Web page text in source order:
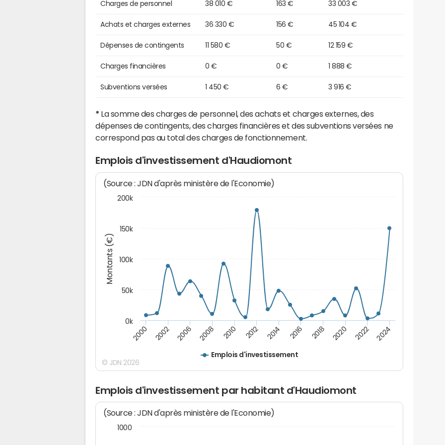
Charges de personnel 38 010 € 163 € 33 003 €
Achats et charges externes 36 330 € 156 € 45 104 €
Dépenses de contingents 11 580 € 50 € 12 159 €
Charges financières 0 € 0 € 1 888 €
Subventions versées 1 450 € 6 € 3 916 €
* La somme des charges de personnel, des achats et charges externes, des
dépenses de contingents, des charges financières et des subventions versées ne
correspond pas au total des charges de fonctionnement.
Emplois d'investissement d'Haudiomont
Montants (€)
(Source : JDN d'après ministère de l'Economie)
Emplois d'investissement
2000 2002 2006 2008 2010 2012 2014 2016 2018 2020 2022 2024
0k
50k
100k
150k
200k
© JDN 2026
Emplois d'investissement par habitant d'Haudiomont
(Source : JDN d'après ministère de l'Economie)
1000